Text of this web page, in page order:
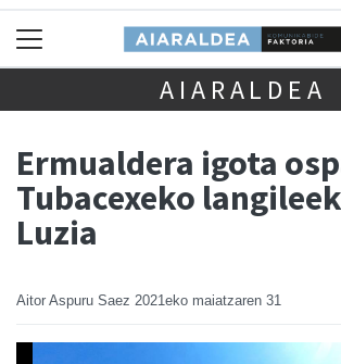
AIARALDEA
Ermualdera igota
Tubacexeko
Luzia
Aitor Aspuru Saez 2021eko maiatzaren 31